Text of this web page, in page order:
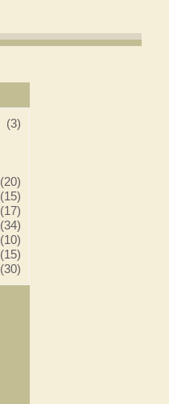
(3)
(20)
(15)
(17)
(34)
(10)
(15)
(30)